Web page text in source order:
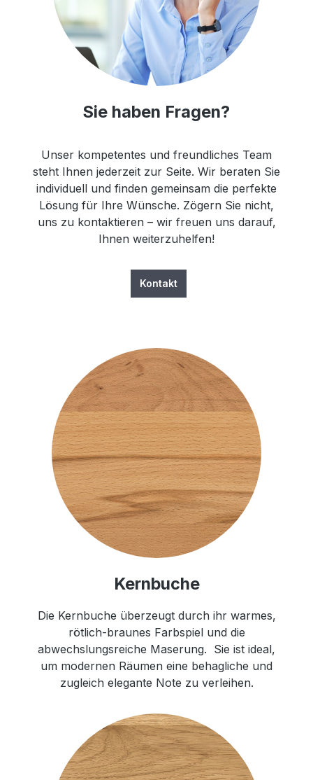
Sie haben Fragen?
Unser kompetentes und freundliches Team
steht Ihnen jederzeit zur Seite. Wir beraten Sie
individuell und finden gemeinsam die perfekte
Lösung für Ihre Wünsche. Zögern Sie nicht,
uns zu kontaktieren – wir freuen uns darauf,
Ihnen weiterzuhelfen!
Kontakt
Kernbuche
Die Kernbuche überzeugt durch ihr warmes,
rötlich-braunes Farbspiel und die
abwechslungsreiche Maserung. Sie ist ideal,
um modernen Räumen eine behagliche und
zugleich elegante Note zu verleihen.